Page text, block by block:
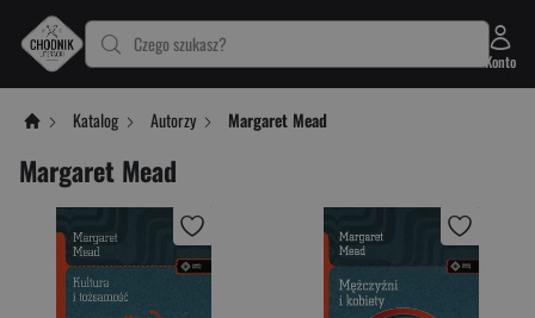
Czego szukasz?
Konto
Katalog Autorzy Margaret Mead
Margaret Mead